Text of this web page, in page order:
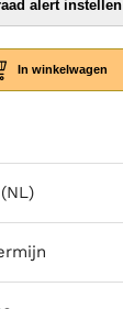
alert instellen
In winkelwagen
(NL)